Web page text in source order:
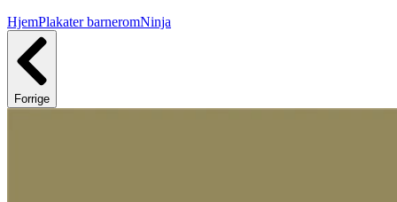
HjemPlakater barneromNinja
Forrige